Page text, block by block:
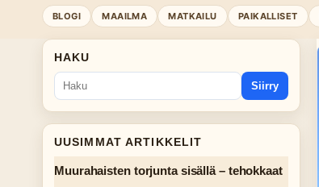
BLOGI MAAILMA MATKAILU PAIKALLISET
HAKU
Siirry
UUSIMMAT ARTIKKELIT
Muurahaisten torjunta sisällä – tehokkaat